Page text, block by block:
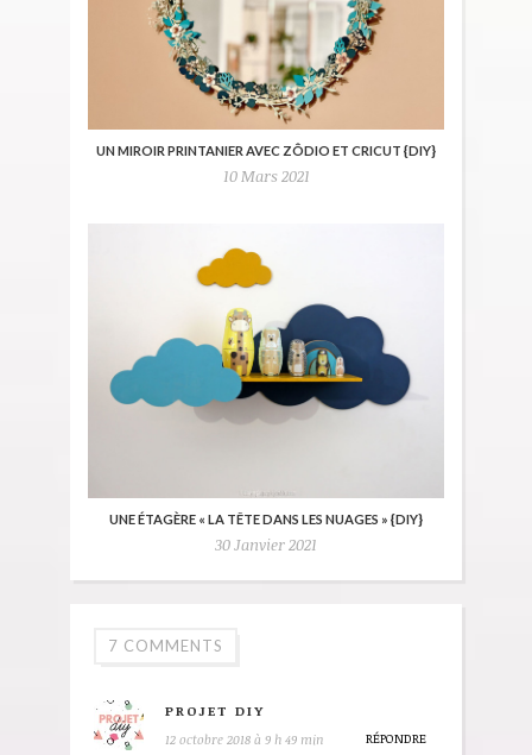
UN MIROIR PRINTANIER AVEC ZÔDIO ET CRICUT {DIY}
10 Mars 2021
UNE ÉTAGÈRE « LA TÊTE DANS LES NUAGES » {DIY}
30 Janvier 2021
7 COMMENTS
PROJET DIY
12 octobre 2018 à 9 h 49 min RÉPONDRE